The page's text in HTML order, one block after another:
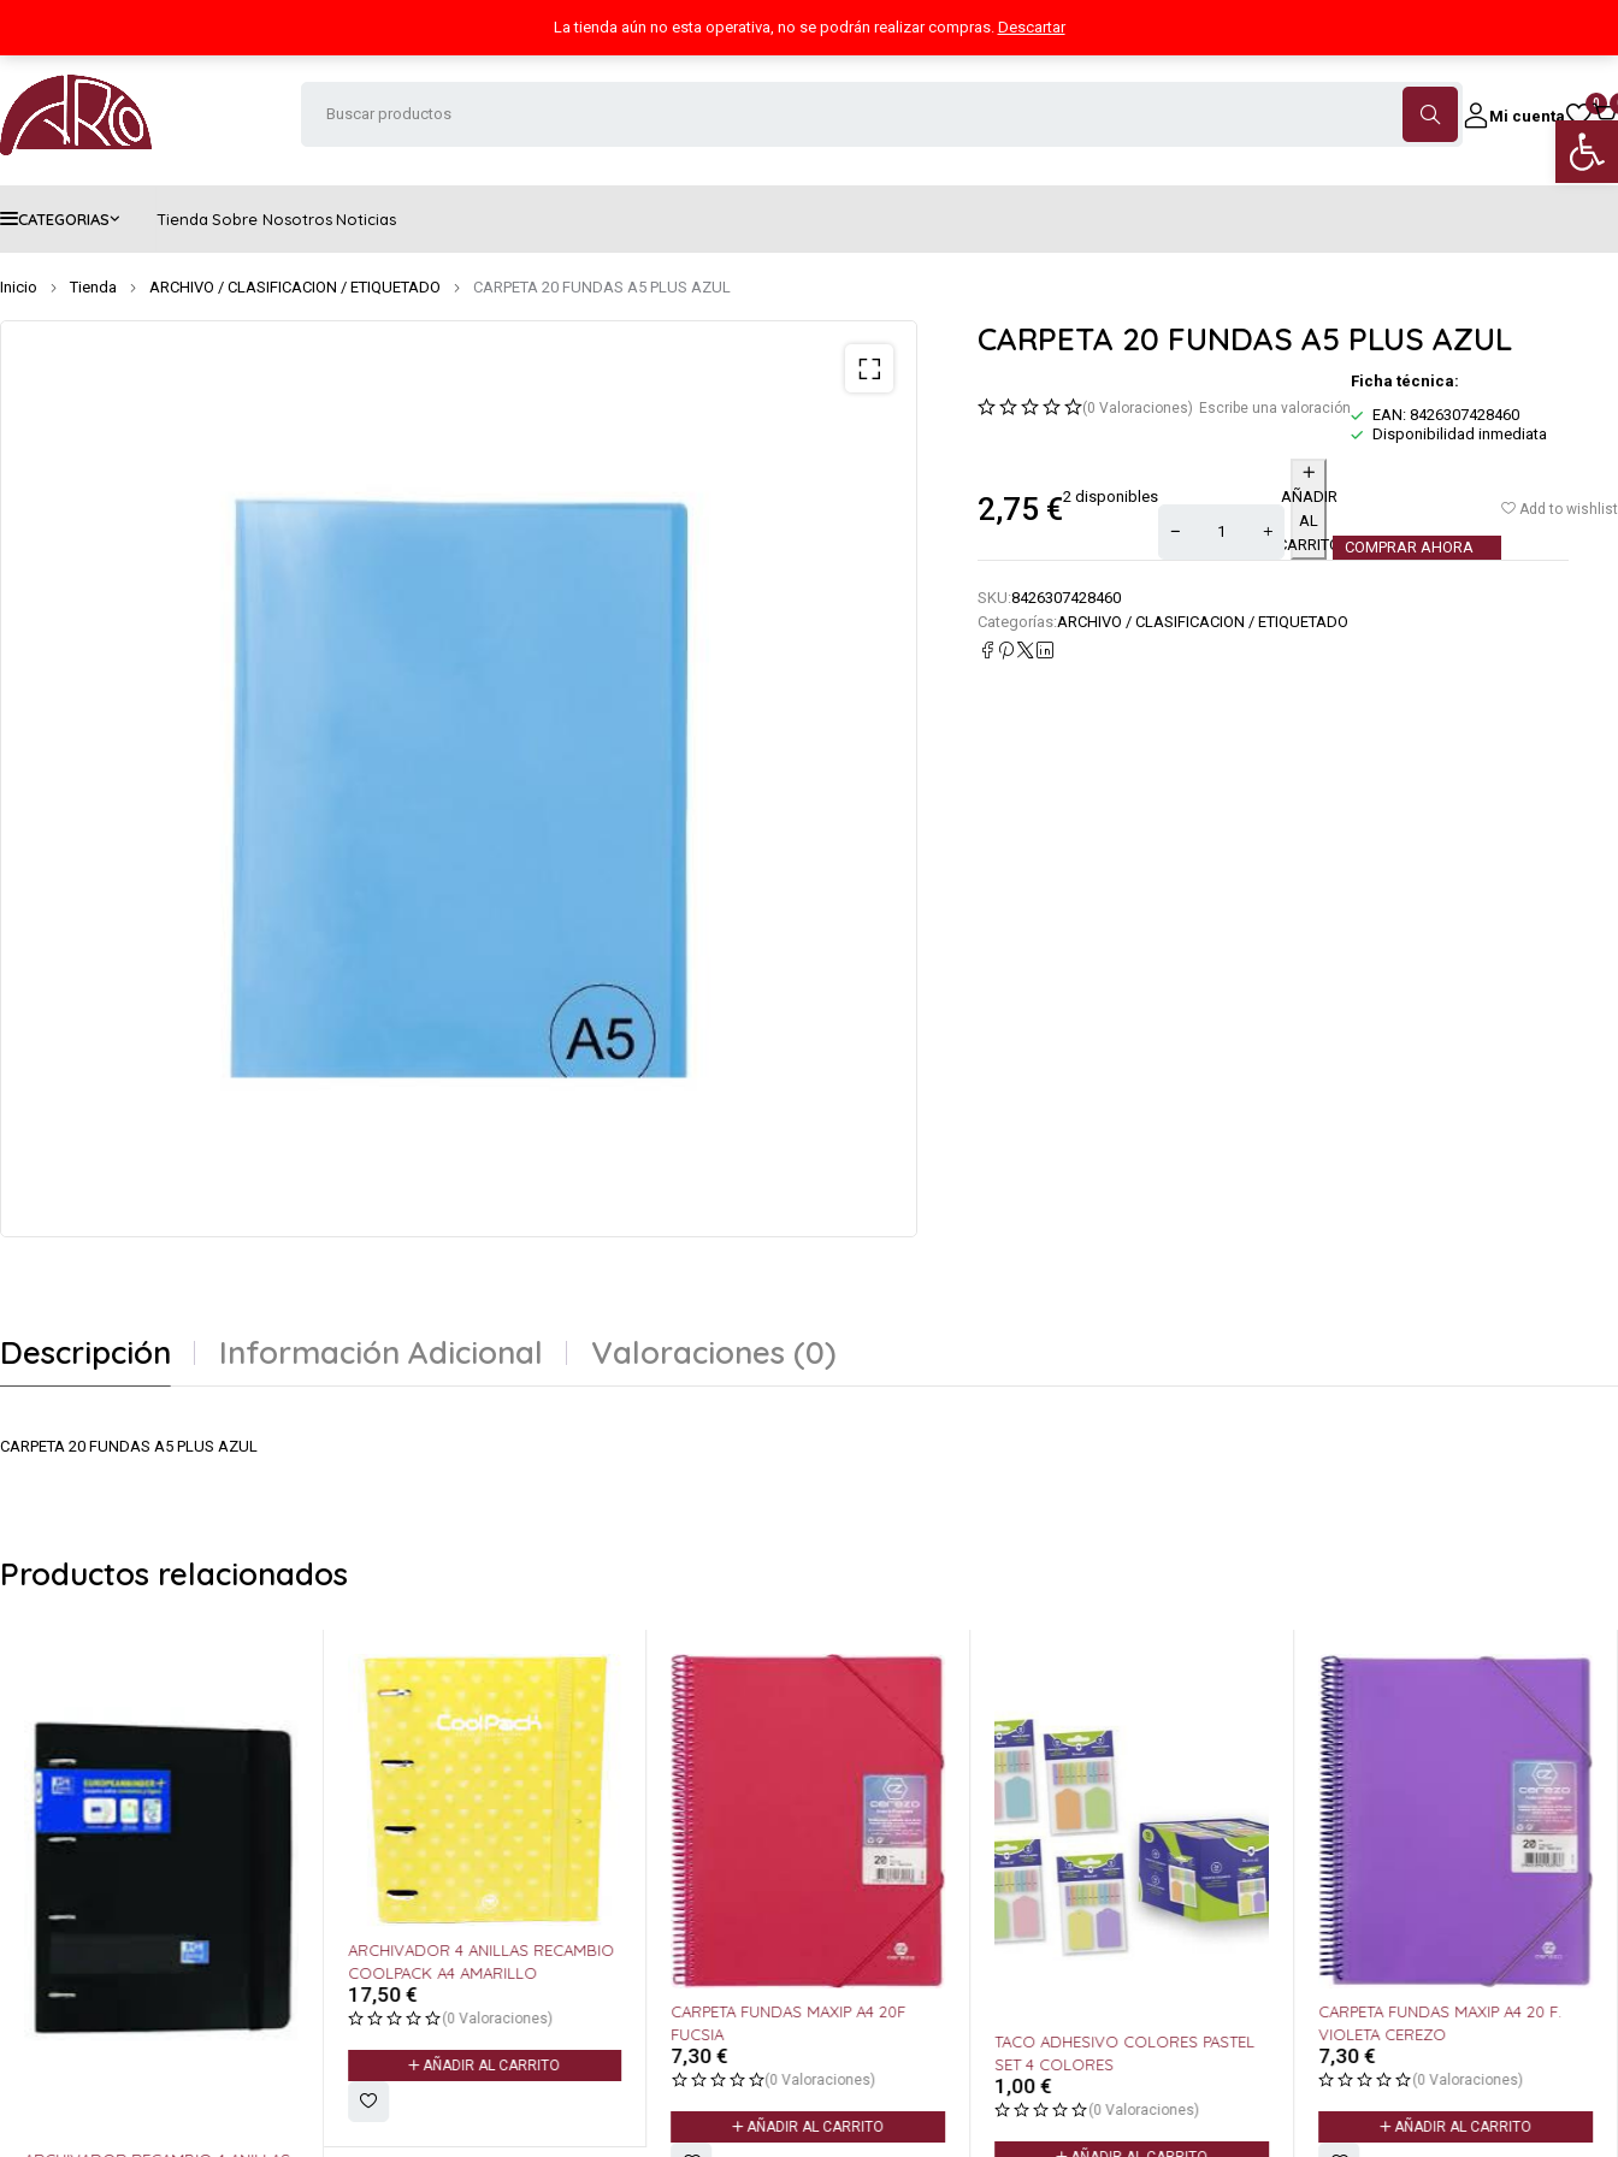
Abrir
La tienda aún no esta operativa, no se podrán realizar compras. Descartar
Mi cuenta
0
CATEGORIAS Tienda Sobre NosotrosNoticias
Inicio Tienda ARCHIVO / CLASIFICACION / ETIQUETADO CARPETA 20 FUNDAS A5 PLUS AZUL
CARPETA 20 FUNDAS A5 PLUS AZUL
(0 Valoraciones) Escribe una valoración
Ficha técnica:
EAN: 8426307428460
Disponibilidad inmediata
2,75 €2 disponibles
AÑADIR
AL
CARRITO
COMPRAR AHORA
Add to wishlist
SKU:8426307428460
Categorías:ARCHIVO / CLASIFICACION / ETIQUETADO
Descripción Información Adicional Valoraciones (0)
CARPETA 20 FUNDAS A5 PLUS AZUL
Productos relacionados
ARCHIVADOR 4 ANILLAS RECAMBIO
COOLPACK A4 AMARILLO
17,50 €
(0 Valoraciones)
AÑADIR AL CARRITO
CARPETA FUNDAS MAXIP A4 20F
FUCSIA
7,30€
(0 Valoraciones)
AÑADIR AL CARRITO
TACO ADHESIVO COLORES PASTEL
SET 4 COLORES
1,00€
(0 Valoraciones)
CARPETA FUNDAS MAXIP A4 20 F.
VIOLETA CEREZO
7,30€
(0 Valoraciones)
AÑADIR AL CARRITO